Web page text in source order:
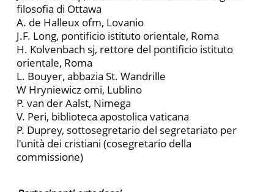
filoso­fia di Ottawa
A. de Halleux ofm, Lovanio
J.F. Long, pontificio istituto orientale, Roma
H. Kolvenbach sj, rettore del pontificio istituto
orienta­le, Roma
L. Bouyer, abbazia St. Wandrille
W Hryniewicz omi, Lublino
P. van der Aalst, Nimega
V. Peri, biblioteca apostolica vaticana
P. Duprey, sottosegretario del segretariato per
l'unità dei cristiani (cosegretario della
commissione)